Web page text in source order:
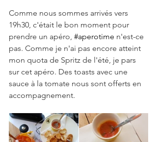
Comme nous sommes arrivés vers
19h30, c'était le bon moment pour
prendre un apéro, #aperotime n'est-ce
pas. Comme je n'ai pas encore atteint
mon quota de Spritz de l'été, je pars
sur cet apéro. Des toasts avec une
sauce à la tomate nous sont offerts en
accompagnement.